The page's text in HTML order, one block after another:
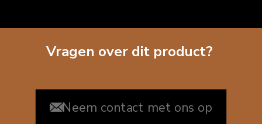
Vragen over dit product?
Neem contact met ons op